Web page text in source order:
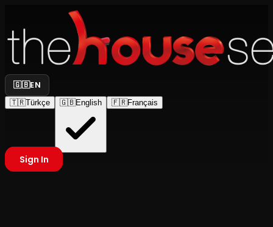
🇬🇧EN
🇹🇷Türkçe 🇬🇧English 🇫🇷Français
Sign In